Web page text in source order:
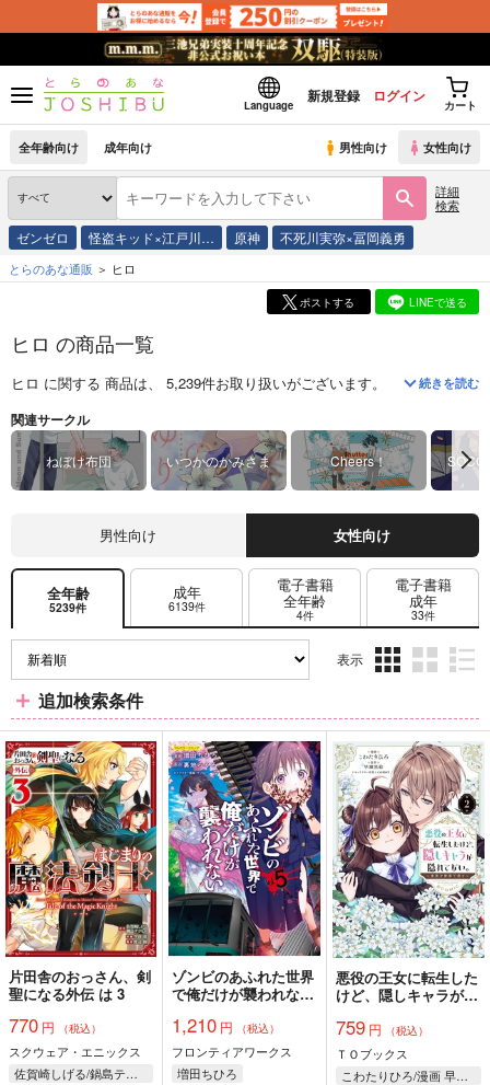
Language
新規登録 ログイン
カート
全年齢向け 成年向け 男性向け 女性向け
詳細
検索
ゼンゼロ 怪盗キッド×江戸川… 原神 不死川実弥×冨岡義勇
とらのあな通販 ヒロ
ポストする LINEで送る
ヒロ の商品一覧
ヒロ に関する 商品は、 5,239件お取り扱いがございます。 「片田舎のお
続きを読む
関連サークル
ねぼけ布団 いつかのかみさま Cheers！
男性向け 女性向け
全年齢
5239件
成年
6139件
電子書籍
全年齢
4件
電子書籍
成年
33件
表示
ム
表
示
ム
表
示
ム
表
示
追加検索条件
片田舎のおっさん、剣
聖になる外伝 は 3
770 円 （税込）
スクウェア・エニックス
佐賀崎しげる/鍋島テツヒロ
ゾンビのあふれた世界
で俺だけが襲われない
1,210 円 （税込）
フロンティアワークス
増田ちひろ
悪役の王女に転生した
けど、隠しキャラが隠
界で君と～@COMIC
第2巻
759円 （税込）
ＴＯブックス
こわたりひろ/漫画 早瀬黒絵/原作 comet/キャラクター原案